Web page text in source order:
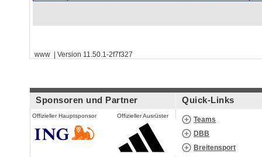
www | Version 11.50.1-2f7f327
Sponsoren und Partner
Offizieller Hauptsponsor Offizieller Ausrüster
Quick-Links
Teams
DBB
Breitensport